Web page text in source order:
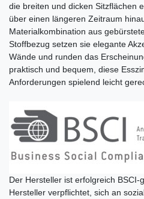
die breiten und dicken Sitzflächen
über einen längeren Zeitraum
Materialkombination aus
Stoffbezug setzen sie elegante
Wände und runden das
praktisch und bequem, diese
Anforderungen spielend leicht
Der Hersteller ist erfolgreich BSCI-
Hersteller verpflichtet, sich an